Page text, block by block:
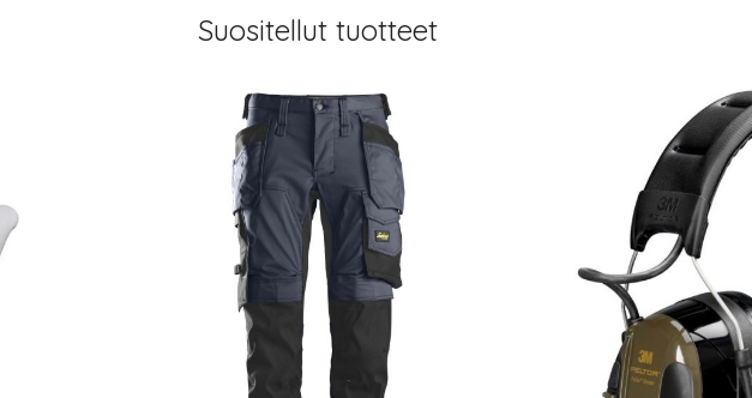
Suositellut tuotteet